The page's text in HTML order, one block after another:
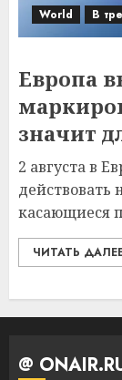
World В
Европа
значит
2 августа в
действовать
касающиеся
ЧИТАТЬ
@